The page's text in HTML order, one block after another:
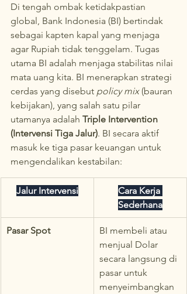
Di tengah ombak ketidakpastian
global, Bank Indonesia (BI) bertindak
sebagai kapten kapal yang menjaga
agar Rupiah tidak tenggelam. Tugas
utama BI adalah menjaga stabilitas nilai
mata uang kita. BI menerapkan strategi
cerdas yang disebut policy mix (bauran
kebijakan), yang salah satu pilar
utamanya adalah Triple Intervention
(Intervensi Tiga Jalur). BI secara aktif
masuk ke tiga pasar keuangan untuk
mengendalikan kestabilan:
Jalur Intervensi
Cara Kerja
Sederhana
Pasar Spot
BI membeli atau
menjual Dolar
secara langsung di
pasar untuk
menyeimbangkan